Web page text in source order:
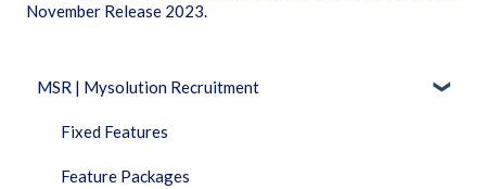
November Release 2023.
MSR | Mysolution Recruitment
Fixed Features
Feature Packages